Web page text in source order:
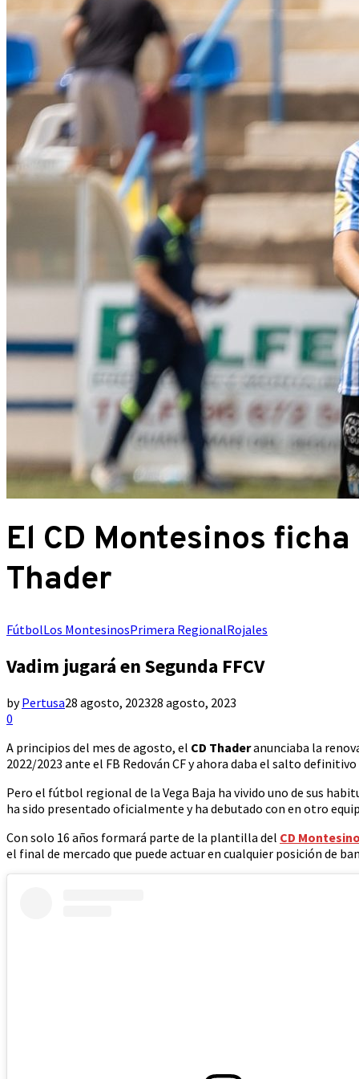
El CD Montesinos
Thader
FútbolLos MontesinosPrimera RegionalRojales
Vadim jugará en Segunda FFCV
byPertusa28 agosto, 202328 agosto, 2023
0
A principios del mes de agosto, el CD Thaderanunciaba la
2022/2023 ante el FB Redován CF y ahora daba el salto
Pero el fútbol regional de la Vega Baja ha vivido uno de sus
ha sido presentado oficialmente y ha debutado con en otro
Con solo 16 años formará parte de la plantilla del CD
el final de mercado que puede actuar en cualquier posición de